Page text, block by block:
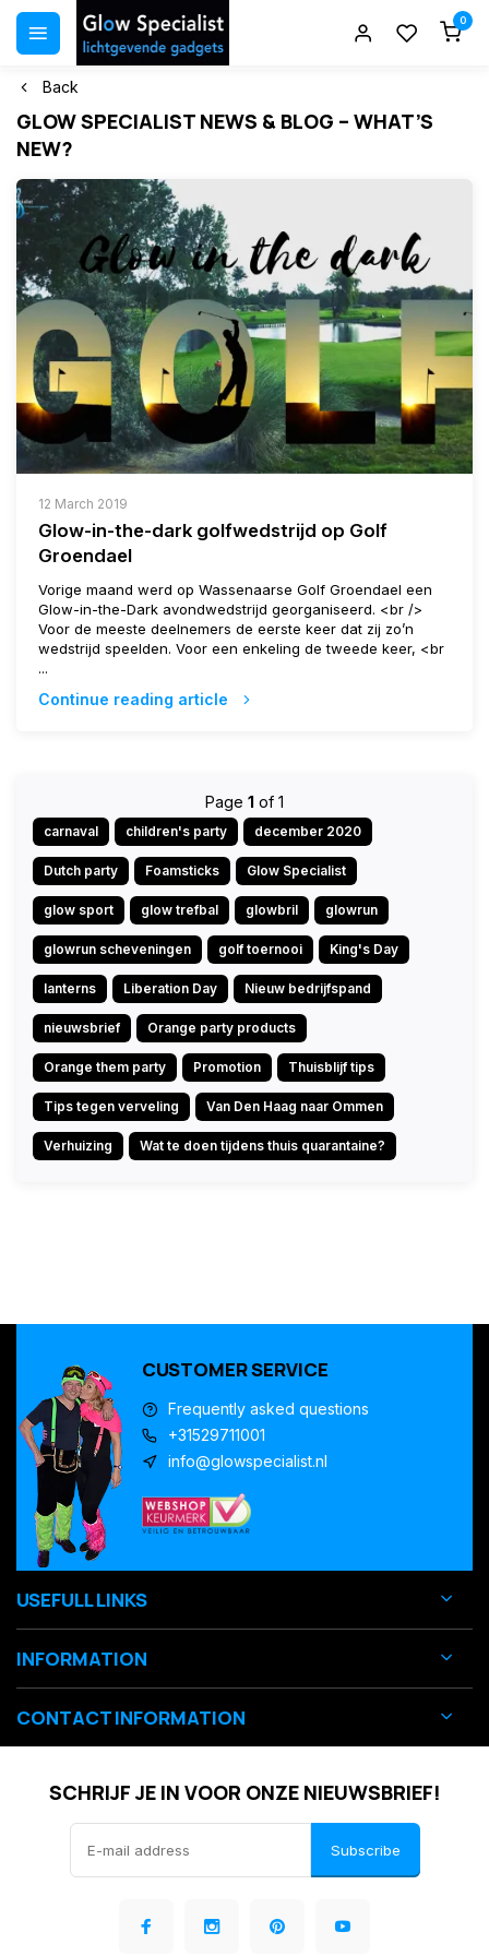
0
Back
GLOW SPECIALIST NEWS & BLOG – WHAT’S
NEW?
12 March 2019
Glow-in-the-dark golfwedstrijd op Golf
Groendael
Vorige maand werd op Wassenaarse Golf Groendael een
Glow-in-the-Dark avondwedstrijd georganiseerd. <br />
Voor de meeste deelnemers de eerste keer dat zij zo’n
wedstrijd speelden. Voor een enkeling de tweede keer, <br
...
Continue reading article
Page 1 of 1
carnaval children's party december 2020
Dutch party Foamsticks Glow Specialist
glow sport glow trefbal glowbril glowrun
glowrun scheveningen golf toernooi King's Day
lanterns Liberation Day Nieuw bedrijfspand
nieuwsbrief Orange party products
Orange them party Promotion Thuisblijf tips
Tips tegen verveling Van Den Haag naar Ommen
Verhuizing Wat te doen tijdens thuis quarantaine?
CUSTOMER SERVICE
Frequently asked questions
+31529711001
info@glowspecialist.nl
USEFULL LINKS
INFORMATION
CONTACT INFORMATION
SCHRIJF JE IN VOOR ONZE NIEUWSBRIEF!
Subscribe